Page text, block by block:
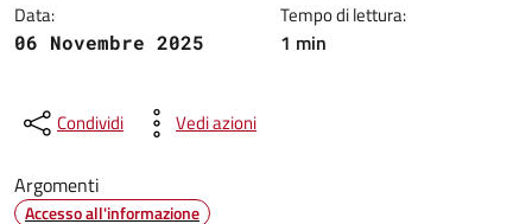
Data:
06 Novembre 2025
Tempo di lettura:
1 min
Condividi Vedi azioni
Argomenti
Accesso all'informazione